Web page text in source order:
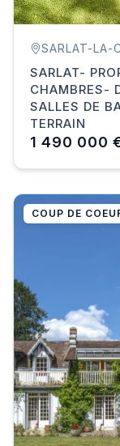
SARLAT-LA-
SARLAT- PROPRIÉTÉ COMPRENANT 8
CHAMBRES-
SALLES DE
TERRAIN
1 490 000
COUP DE